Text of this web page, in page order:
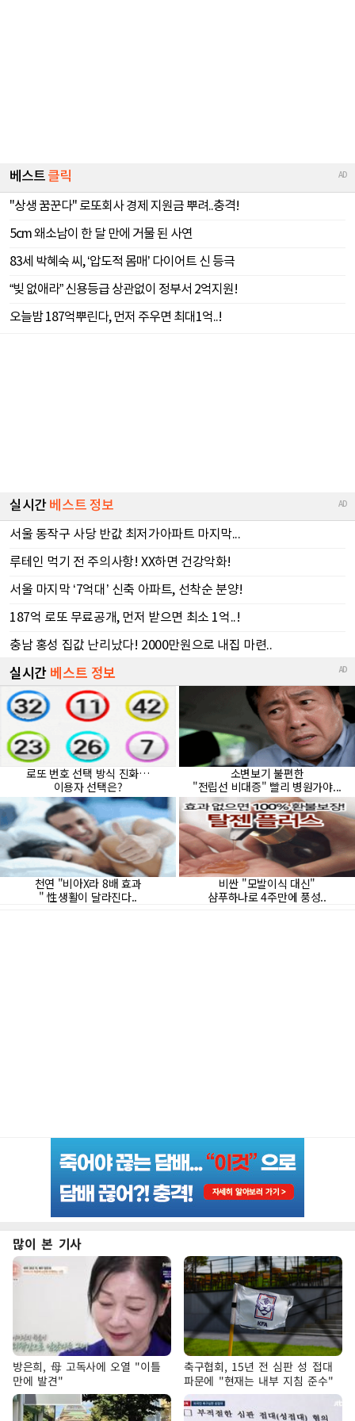
많이 본 기사
방은희, 母 고독사에 오열 "이틀
만에 발견"
축구협회, 15년 전 심판 성 접대
파문에 "현재는 내부 지침 준수"